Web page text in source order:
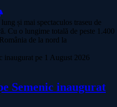
și mai spectaculos traseu de
Cu o lungime totală de peste 1.400
de la nord la
Semenic inaugurat